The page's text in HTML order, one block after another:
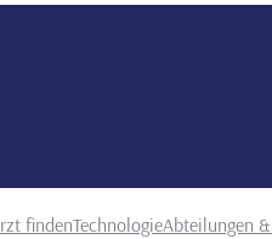
findenTechnologieAbteilungen